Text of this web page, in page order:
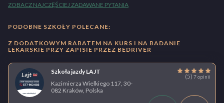
ZOBACZ NAJCZĘŚCIEJ ZADAWANE PYTANIA
PODOBNE SZKOŁY POLECANE:
Z DODATKOWYM RABATEM NA KURS I NA BADANIE
LEKARSKIE PRZY ZAPISIE PRZEZ BEDRIVER
Szkoła jazdy LAJT
(5) 7 opinii
Kazimierza Wielkiego 117, 30-
082 Kraków, Polska